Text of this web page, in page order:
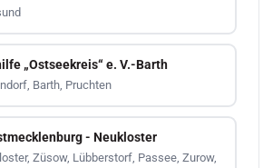
„Ostseekreis“ e. V.-Barth
Barth, Pruchten
- Neukloster
Züsow, Lübberstorf, Passee, Zurow,